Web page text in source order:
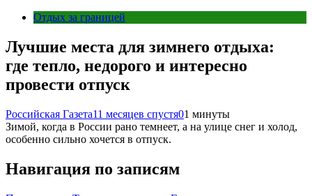
Отдых за границей
Лучшие места для зимнего отдыха:
где тепло, недорого и интересно
провести отпуск
Российская Газета11 месяцев спустя01 минуты
Зимой, когда в России рано темнеет, а на улице снег и холод,
особенно сильно хочется в отпуск.
Навигация по записям